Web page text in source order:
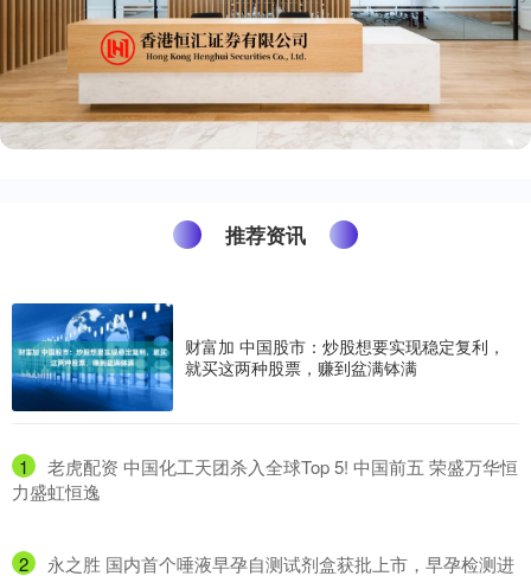
推荐资讯
财富加 中国股市：炒股想要实现稳定复利，
就买这两种股票，赚到盆满钵满
1
​老虎配资 中国化工天团杀入全球Top 5! 中国前五 荣盛万华恒
力盛虹恒逸
2
​永之胜 国内首个唾液早孕自测试剂盒获批上市，早孕检测进